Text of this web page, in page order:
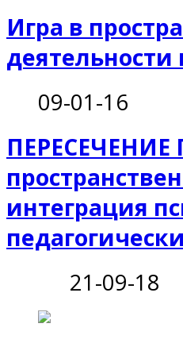
Игра в
деятельности
09-01-16
ПЕРЕСЕЧЕНИЕ
интеграция
21-09-18